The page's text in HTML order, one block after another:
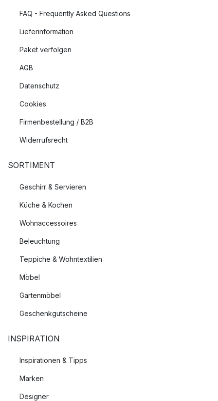
FAQ - Frequently Asked Questions
Lieferinformation
Paket verfolgen
AGB
Datenschutz
Cookies
Firmenbestellung / B2B
Widerrufsrecht
SORTIMENT
Geschirr & Servieren
Küche & Kochen
Wohnaccessoires
Beleuchtung
Teppiche & Wohntextilien
Möbel
Gartenmöbel
Geschenkgutscheine
INSPIRATION
Inspirationen & Tipps
Marken
Designer